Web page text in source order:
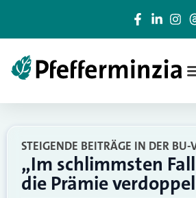
STEIGENDE BEITRÄGE IN DER BU-
„Im schlimmsten
die Prämie